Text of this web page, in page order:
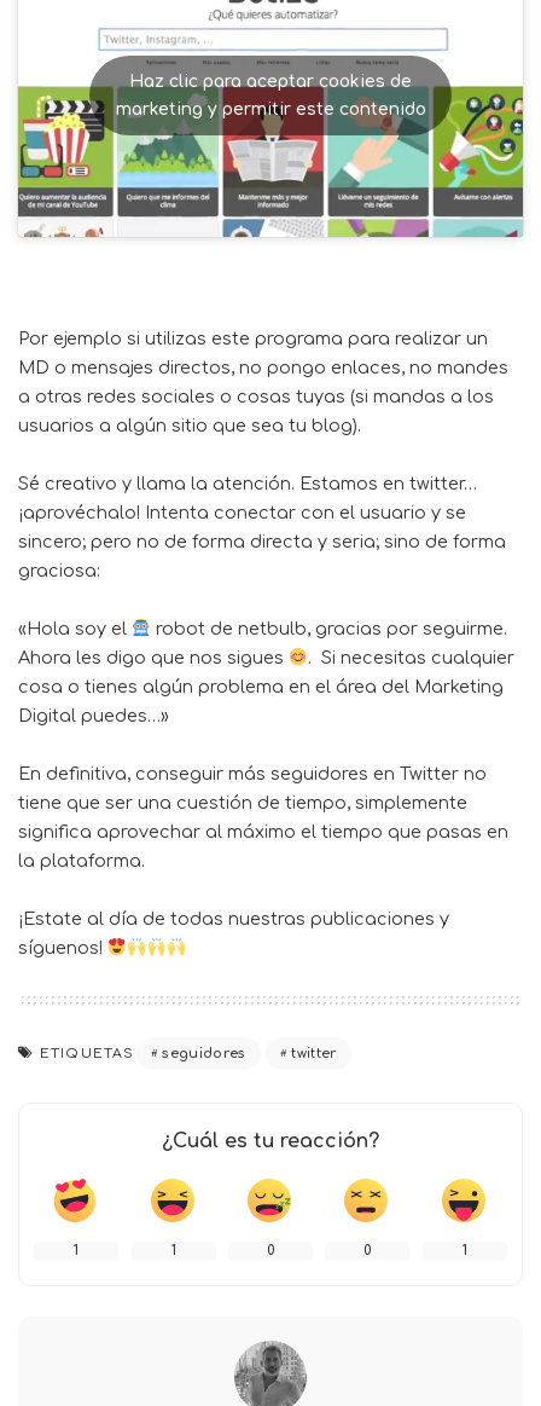
Haz clic para aceptar cookies de
marketing y permitir este contenido
Por ejemplo si utilizas este programa para realizar un
MD o mensajes directos, no pongo enlaces, no mandes
a otras redes sociales o cosas tuyas (si mandas a los
usuarios a algún sitio que sea tu blog).
Sé creativo y llama la atención. Estamos en twitter…
¡aprovéchalo! Intenta conectar con el usuario y se
sincero; pero no de forma directa y seria; sino de forma
graciosa:
«Hola soy el
robot de netbulb, gracias por seguirme.
Ahora les digo que nos sigues
. Si necesitas cualquier
cosa o tienes algún problema en el área del Marketing
Digital puedes…»
En definitiva, conseguir más seguidores en Twitter no
tiene que ser una cuestión de tiempo, simplemente
significa aprovechar al máximo el tiempo que pasas en
la plataforma.
¡Estate al día de todas nuestras publicaciones y
síguenos!
ETIQUETAS seguidores twitter
¿Cuál es tu reacción?
1 1 0 0 1